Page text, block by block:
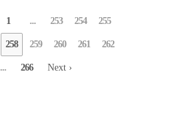
1 ... 253 254 255
258 259 260 261 262
... 266 Next ›